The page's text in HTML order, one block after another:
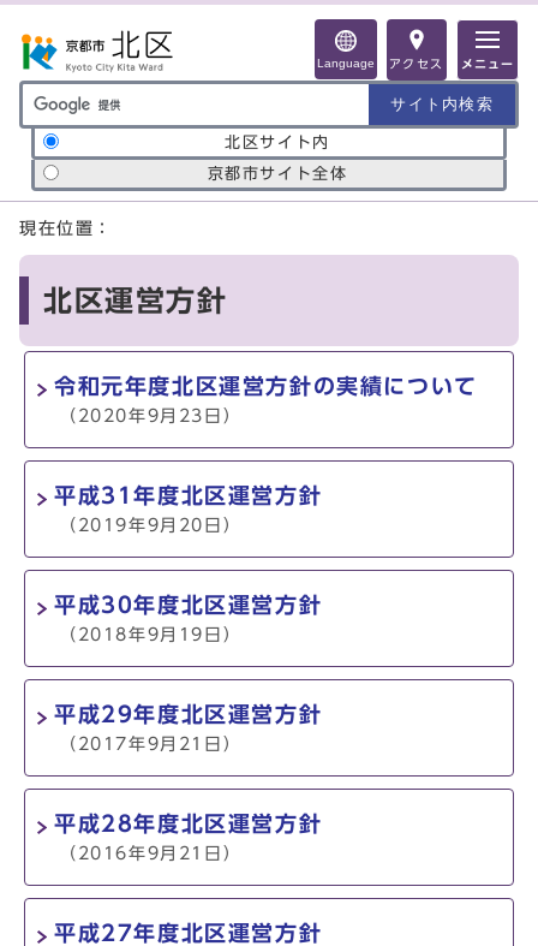
Language アクセス メニュー
サイト内検索の範囲
北区サイト内
京都市サイト全体
ここから本文です
現在位置：
北区運営方針
令和元年度北区運営方針の実績について
（2020年9月23日）
平成31年度北区運営方針
（2019年9月20日）
平成30年度北区運営方針
（2018年9月19日）
平成29年度北区運営方針
（2017年9月21日）
平成28年度北区運営方針
（2016年9月21日）
平成27年度北区運営方針